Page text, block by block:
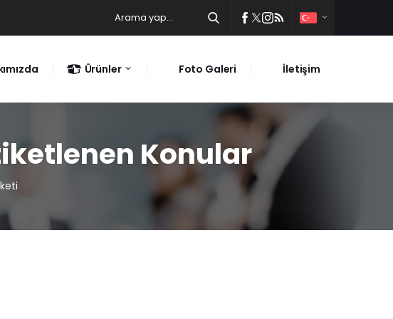
Ürünler Foto Galeri İletişim
Konular